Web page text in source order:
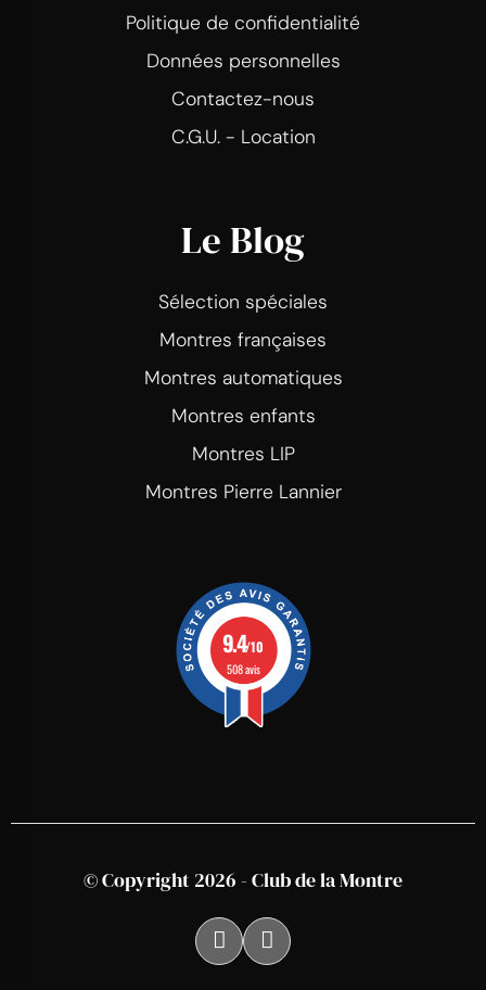
Politique de confidentialité
Données personnelles
Contactez-nous
C.G.U. - Location
Le Blog
Sélection spéciales
Montres françaises
Montres automatiques
Montres enfants
Montres LIP
Montres Pierre Lannier
9.4/10
508 avis
© Copyright 2026 - Club de la Montre